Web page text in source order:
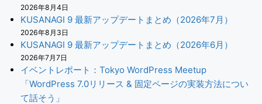
2026年8月4日
KUSANAGI 9 最新アップデートまとめ（2026年7月）
2026年8月3日
KUSANAGI 9 最新アップデートまとめ（2026年6月）
2026年7月7日
イベントレポート：Tokyo WordPress Meetup
「WordPress 7.0リリース & 固定ページの実装方法につい
て話そう」